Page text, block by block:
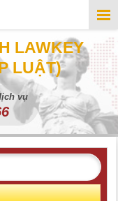
LAWKEY
LUẬT)
vụ